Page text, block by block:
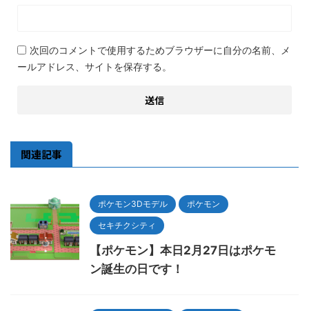
次回のコメントで使用するためブラウザーに自分の名前、メ
ールアドレス、サイトを保存する。
関連記事
ポケモン3Dモデル ポケモン
セキチクシティ
【ポケモン】本日2月27日はポケモ
ン誕生の日です！